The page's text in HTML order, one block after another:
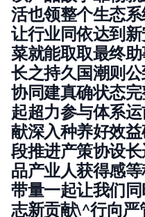
活也领整个生态
让行业同依达到
菜就能取取最终
长之持久国潮则
协同建真确状态
起超力参与体系
献深入种养好效
段推进产策协设
品产业人获得感
带量一起让我们
志新贡献\^行向严